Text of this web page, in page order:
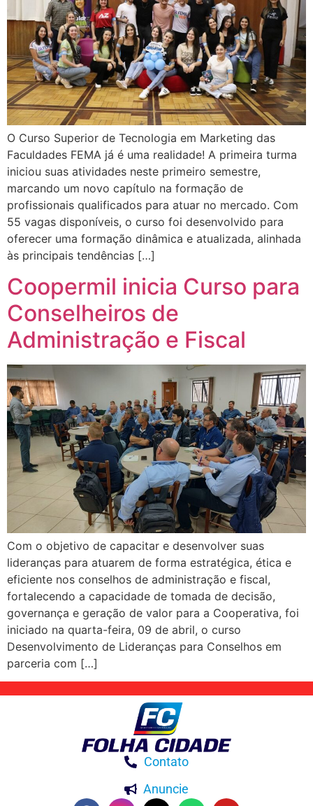
O Curso Superior de Tecnologia em Marketing das
Faculdades FEMA já é uma realidade! A primeira turma
iniciou suas atividades neste primeiro semestre,
marcando um novo capítulo na formação de
profissionais qualificados para atuar no mercado. Com
55 vagas disponíveis, o curso foi desenvolvido para
oferecer uma formação dinâmica e atualizada, alinhada
às principais tendências […]
Coopermil inicia Curso para
Conselheiros de
Administração e Fiscal
Com o objetivo de capacitar e desenvolver suas
lideranças para atuarem de forma estratégica, ética e
eficiente nos conselhos de administração e fiscal,
fortalecendo a capacidade de tomada de decisão,
governança e geração de valor para a Cooperativa, foi
iniciado na quarta-feira, 09 de abril, o curso
Desenvolvimento de Lideranças para Conselhos em
parceria com […]
Contato
Anuncie